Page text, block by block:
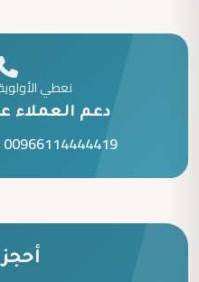
نعطي
دعم العملاء
00966114444419